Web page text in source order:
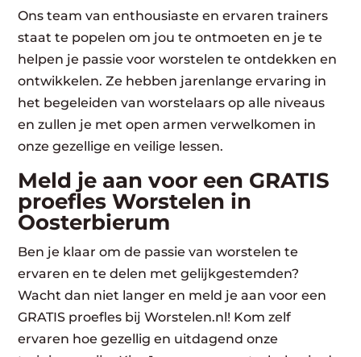
Ons team van enthousiaste en ervaren trainers
staat te popelen om jou te ontmoeten en je te
helpen je passie voor worstelen te ontdekken en
ontwikkelen. Ze hebben jarenlange ervaring in
het begeleiden van worstelaars op alle niveaus
en zullen je met open armen verwelkomen in
onze gezellige en veilige lessen.
Meld je aan voor een GRATIS
proefles Worstelen in
Oosterbierum
Ben je klaar om de passie van worstelen te
ervaren en te delen met gelijkgestemden?
Wacht dan niet langer en meld je aan voor een
GRATIS proefles bij Worstelen.nl! Kom zelf
ervaren hoe gezellig en uitdagend onze